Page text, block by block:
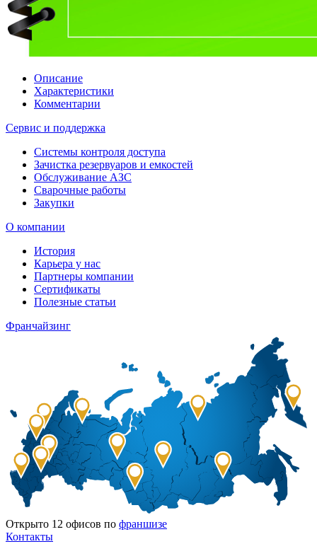
Описание
Характеристики
Комментарии
Сервис и поддержка
Системы контроля доступа
Зачистка резервуаров и емкостей
Обслуживание АЗС
Сварочные работы
Закупки
О компании
История
Карьера у нас
Партнеры компании
Сертификаты
Полезные статьи
Франчайзинг
Открыто 12 офисов по франшизе
Контакты